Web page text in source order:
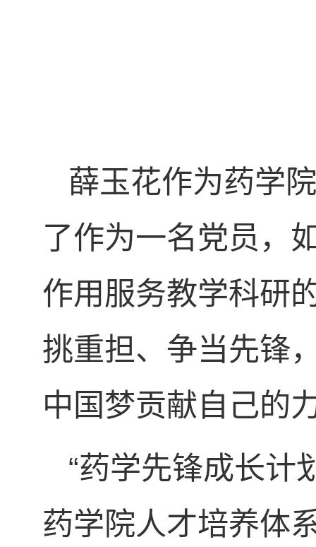
薛玉花作为药学
了作为一名党员，
作用服务教学科研
挑重担、争当先锋
中国梦贡献自己的
“药学先锋成长计
药学院人才培养体